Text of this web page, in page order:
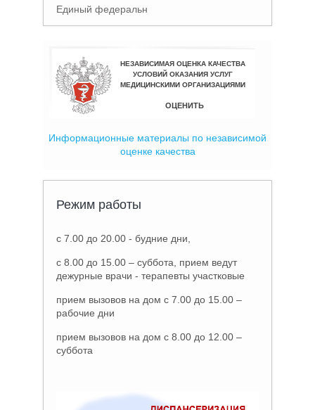
Единый федеральн
Информационные материалы по независимой
оценке качества
Режим работы
с 7.00 до 20.00 - будние дни,
с 8.00 до 15.00 – суббота, прием ведут
дежурные врачи - терапевты участковые
прием вызовов на дом с 7.00 до 15.00 –
рабочие дни
прием вызовов на дом с 8.00 до 12.00 –
суббота